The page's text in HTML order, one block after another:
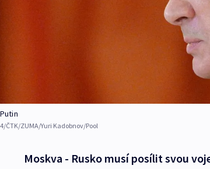
ČTK/ZUMA/Yuri Kadobnov/Pool
Moskva - Rusko musí posílit svou